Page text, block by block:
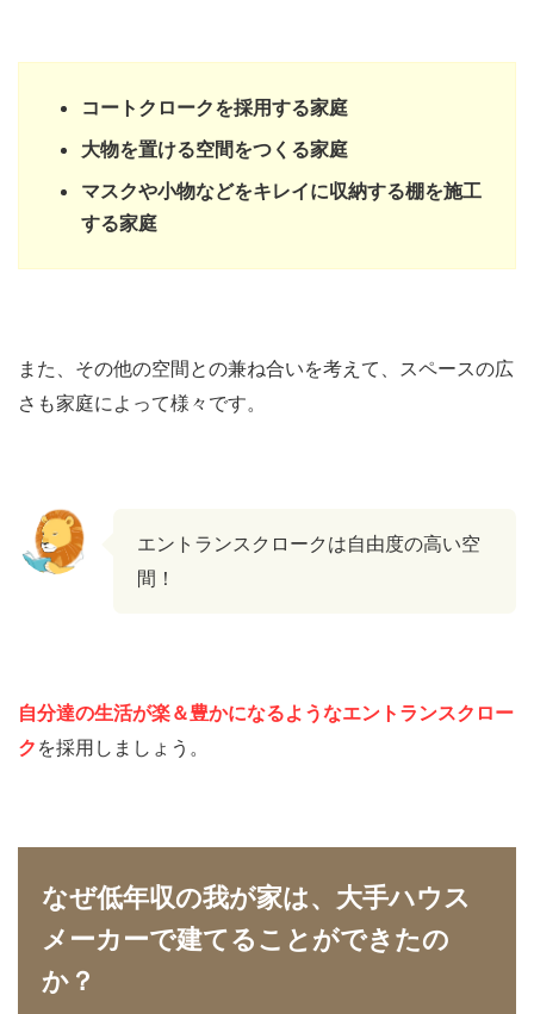
コートクロークを採用する家庭
大物を置ける空間をつくる家庭
マスクや小物などをキレイに収納する棚を施工
する家庭
また、その他の空間との兼ね合いを考えて、スペースの広
さも家庭によって様々です。
エントランスクロークは自由度の高い空
間！
自分達の生活が楽＆豊かになるようなエントランスクロー
ク を採用しましょう。
なぜ低年収の我が家は、大手ハウス
メーカーで建てることができたの
か？